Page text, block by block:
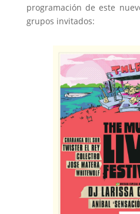
programación de este
grupos invitados: